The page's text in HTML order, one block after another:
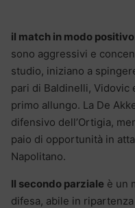
il match in modo
sono aggressivi e
studio, iniziano a
pari di Baldinelli, Vidovic
primo allungo. La De
difensivo dell’Ortigia,
paio di opportunità in
Napolitano.
Il secondo parziale è un
difesa, abile in